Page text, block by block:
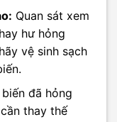
Quan sát xem
hư hỏng
vệ sinh sạch
đã hỏng
thay thế